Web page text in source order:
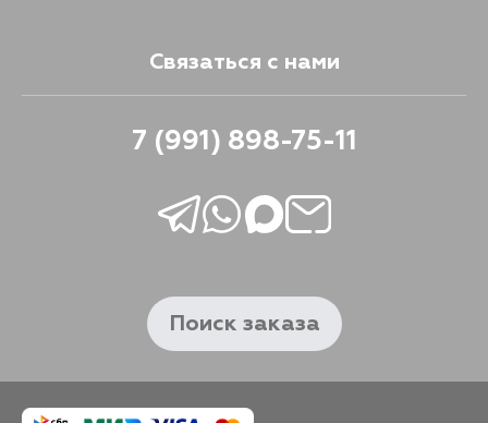
Связаться с нами
7 (991) 898-75-11
Поиск заказа